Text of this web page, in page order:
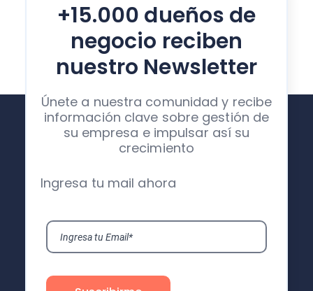
+15.000 dueños de
negocio reciben
nuestro Newsletter
Únete a nuestra comunidad y recibe
información clave sobre gestión de
su empresa e impulsar así su
crecimiento
Ingresa tu mail ahora